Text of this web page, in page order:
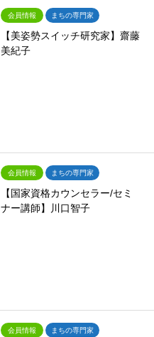
会員情報 まちの専門家
【美姿勢スイッチ研究家】齋藤
美紀子
会員情報 まちの専門家
【国家資格カウンセラー/セミ
ナー講師】川口智子
会員情報 まちの専門家